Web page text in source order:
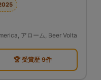
アローム, Beer Volta
🏆 受賞歴 9件